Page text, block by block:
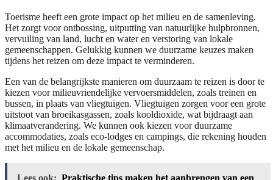
Toerisme heeft een grote impact op het milieu en de samenleving.
Het zorgt voor ontbossing, uitputting van natuurlijke hulpbronnen,
vervuiling van land, lucht en water en verstoring van lokale
gemeenschappen. Gelukkig kunnen we duurzame keuzes maken
tijdens het reizen om deze impact te verminderen.
Een van de belangrijkste manieren om duurzaam te reizen is door te
kiezen voor milieuvriendelijke vervoersmiddelen, zoals treinen en
bussen, in plaats van vliegtuigen. Vliegtuigen zorgen voor een grote
uitstoot van broeikasgassen, zoals kooldioxide, wat bijdraagt aan
klimaatverandering. We kunnen ook kiezen voor duurzame
accommodaties, zoals eco-lodges en campings, die rekening houden
met het milieu en de lokale gemeenschap.
Lees ook: Praktische tips maken het aanbrengen van een